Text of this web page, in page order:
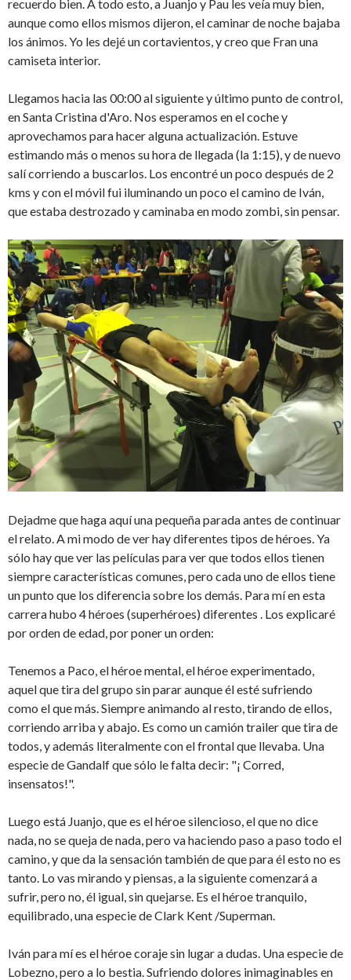
recuerdo bien. A todo esto, a Juanjo y Pau les veía muy bien,
aunque como ellos mismos dijeron, el caminar de noche bajaba
los ánimos. Yo les dejé un cortavientos, y creo que Fran una
camiseta interior.
Llegamos hacia las 00:00 al siguiente y último punto de control,
en Santa Cristina d'Aro. Nos esperamos en el coche y
aprovechamos para hacer alguna actualización. Estuve
estimando más o menos su hora de llegada (la 1:15), y de nuevo
salí corriendo a buscarlos. Los encontré un poco después de 2
kms y con el móvil fui iluminando un poco el camino de Iván,
que estaba destrozado y caminaba en modo zombi, sin pensar.
Dejadme que haga aquí una pequeña parada antes de continuar
el relato. A mi modo de ver hay diferentes tipos de héroes. Ya
sólo hay que ver las películas para ver que todos ellos tienen
siempre características comunes, pero cada uno de ellos tiene
un punto que los diferencia sobre los demás. Para mí en esta
carrera hubo 4 héroes (superhéroes) diferentes . Los explicaré
por orden de edad, por poner un orden:
Tenemos a Paco, el héroe mental, el héroe experimentado,
aquel que tira del grupo sin parar aunque él esté sufriendo
como el que más. Siempre animando al resto, tirando de ellos,
corriendo arriba y abajo. Es como un camión trailer que tira de
todos, y además literalmente con el frontal que llevaba. Una
especie de Gandalf que sólo le falta decir: "¡ Corred,
insensatos!".
Luego está Juanjo, que es el héroe silencioso, el que no dice
nada, no se queja de nada, pero va haciendo paso a paso todo el
camino, y que da la sensación también de que para él esto no es
tanto. Lo vas mirando y piensas, a la siguiente comenzará a
sufrir, pero no, él igual, sin quejarse. Es el héroe tranquilo,
equilibrado, una especie de Clark Kent /Superman.
Iván para mí es el héroe coraje sin lugar a dudas. Una especie de
Lobezno, pero a lo bestia. Sufriendo dolores inimaginables en